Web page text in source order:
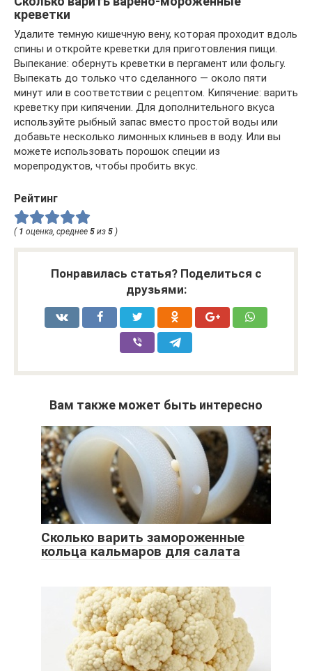
креветки
Удалите темную кишечную вену, которая проходит вдоль
спины и откройте креветки для приготовления пищи.
Выпекание: обернуть креветки в пергамент или фольгу.
Выпекать до только что сделанного — около пяти
минут или в соответствии с рецептом. Кипячение: варить
креветку при кипячении. Для дополнительного вкуса
используйте рыбный запас вместо простой воды или
добавьте несколько лимонных клиньев в воду. Или вы
можете использовать порошок специи из
морепродуктов, чтобы пробить вкус.
Рейтинг
( 1 оценка, среднее 5 из 5 )
Понравилась статья? Поделиться с
друзьями:
Вам также может быть интересно
Сколько варить замороженные
кольца кальмаров для салата